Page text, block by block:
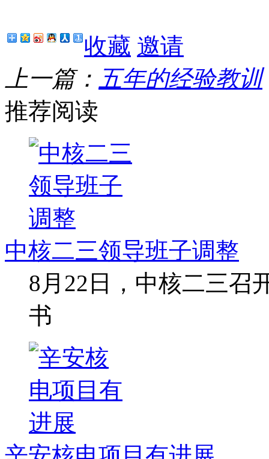
收藏 邀请
上一篇： 五年的经验教训
推荐阅读
中核二三领导班子调整
8月22日，中核二三召
书